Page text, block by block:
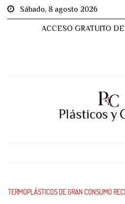
Sábado, 8 agosto 2026
ACCESO GRATUITO
TERMOPLÁSTICOS DE GRAN CONSUMO